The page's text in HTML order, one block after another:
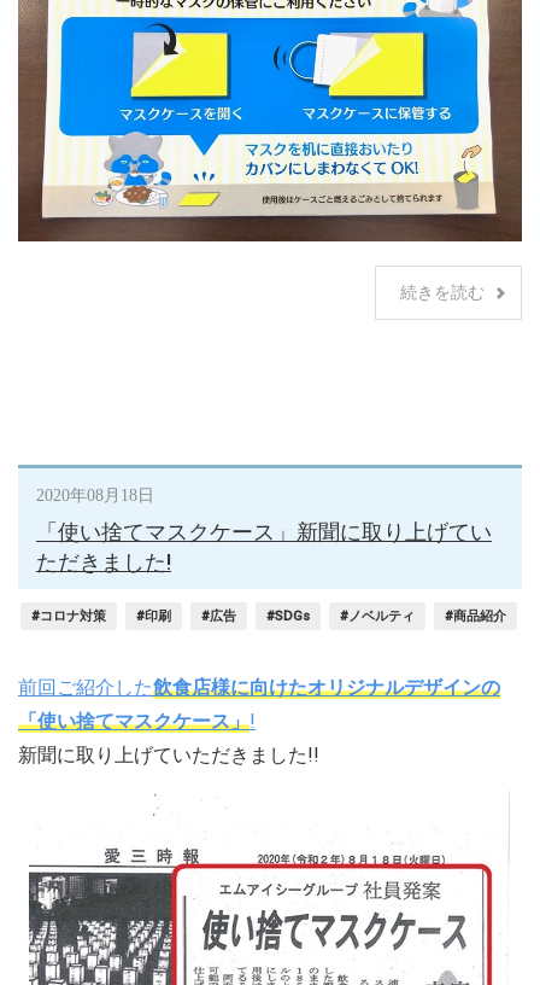
続きを読む
2020年08月18日
「使い捨てマスクケース」新聞に取り上げてい
ただきました!
#コロナ対策 #印刷 #広告 #SDGs #ノベルティ #商品紹介
前回ご紹介した飲食店様に向けたオリジナルデザインの
「使い捨てマスクケース」!
新聞に取り上げていただきました!!